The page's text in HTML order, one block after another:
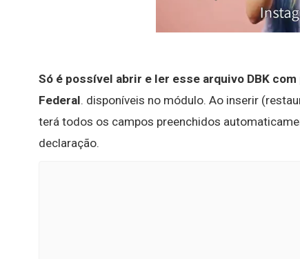
Só é possível abrir e ler esse arquivo DBK
Federal. disponíveis no módulo. Ao inserir
terá todos os campos preenchidos
declaração.